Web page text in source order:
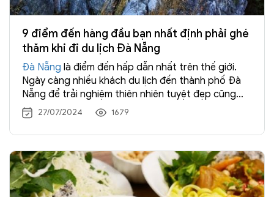
9 điểm đến hàng đầu bạn nhất định phải ghé
thăm khi đi du lịch Đà Nẵng
Đà Nẵng là điểm đến hấp dẫn nhất trên thế giới.
Ngày càng nhiều khách du lịch đến thành phố Đà
Nẵng để trải nghiệm thiên nhiên tuyệt đẹp cũng
như văn hóa độc đáo cùng cảnh quan ấn tượng.
Nếu cơ cơ hội đi
lỡ 9 địa điểm này nhé.
27/07/2024 1679